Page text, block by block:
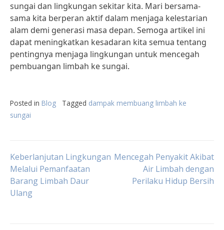
sungai dan lingkungan sekitar kita. Mari bersama-
sama kita berperan aktif dalam menjaga kelestarian
alam demi generasi masa depan. Semoga artikel ini
dapat meningkatkan kesadaran kita semua tentang
pentingnya menjaga lingkungan untuk mencegah
pembuangan limbah ke sungai.
Posted in Blog Tagged dampak membuang limbah ke
sungai
Post
navigation
Keberlanjutan Lingkungan
Melalui Pemanfaatan
Barang Limbah Daur
Ulang
Mencegah Penyakit Akibat
Air Limbah dengan
Perilaku Hidup Bersih